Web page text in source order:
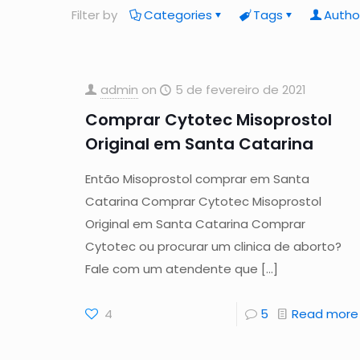
Filter by Categories Tags
admin on 5 de fevereiro de 2021
Comprar Cytotec Misoprostol
Original em Santa Catarina
Então Misoprostol comprar em Santa
Catarina Comprar Cytotec Misoprostol
Original em Santa Catarina Comprar
Cytotec ou procurar um clinica de aborto?
Fale com um atendente que […]
4 5 Read more